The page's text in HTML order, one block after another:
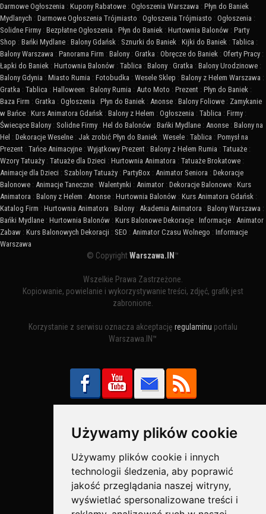
Używamy plików cookie
Używamy plików cookie i innych
technologii śledzenia, aby poprawić
jakość przeglądania naszej witryny,
wyświetlać spersonalizowane treści i
Darmowe Ogłoszenia : Kupony Rabatowe : Ogłoszenia Warszawa : Płyn do Baniek
Mydlanych : Darmowe Ogłoszenia Trójmiasto : Ogłoszenia Trójmiasto : Ogłoszenia :
Solidne Firmy : Bezpłatne Ogłoszenia : Płyn do Baniek : Hurtownia Balonów : Party
Shop : Bańki Mydlane : Balony Gdańsk : Sznurki do Baniek : Kijki do Baniek : Tablica :
Balony Warszawa : Panorama Firm : Balony : Gratka : Obręcze do Baniek : Oferty Pracy :
Łapki do Baniek : Hurtownia Balonów : Tablica : Balony : Gratka : Balony Urodzinowe :
Balony Gdynia : Miasto Rumia : Fotobudka : Wesele Sklep : Balony z Helem Warszawa :
Gratka : Tablica : Halloween : Balony Rumia : Auto Moto : Prezent : Płyn do Baniek :
Baza Firm : Gratka : Ogłoszenia : Płyn do Baniek : Anonse : Balony Foliowe : Zamykanie
w Bańce : Kurs Animatora Gdańsk : Balony z Helem : Ogłoszenia : Tablica : Firmy :
Świecące Balony : Solidne Firmy : Hel do Balonów : Bańki Mydlane : Anonse : Balony na
Hel : Dekoracje Weselne : Jak zrobić Płyn do Baniek : Wesele : Tablica : Pomysł na
Prezent : Tańce Animacyjne : Wyjątkowy Prezent : Balony z Helem Rumia : Tatuaże :
Wzory Tatuaży : Tatuaże dla Dzieci : Hurtownia Animatora : Tatuaże Brokatowe :
Animacje dla Dzieci : Szablony Tatuaży : PartyBox : Animator Seniora : Dekoracje
Balonowe : Animacje Taneczne : Walentynki : Animator : Dekoracje Balonowe : Kurs
Animatora : Balony z Helem : Anonse : Hurtownia Balonów : Kurs Animatora Gdańsk :
Katalog Firm : Hurtownia Animatora : Balony : Akademia Animatora : Balony Warszawa :
Bańki Mydlane : Hurtownia Balonów : Kurs Balonowe Dekoracje : Informacje : Animator
Zabaw : Kurs Balonowych Dekoracji : SEO : Animator Czasu Wolnego : Informacje
Warszawa
© CopyrightWarszawa.IN ™
Wszelkie Prawa Zastrzeżone.
Kopiowanie, powielanie i wykorzystywanie treści, zdjęć, grafik jest
zabronione.
Korzystanie z serwisu oznacza akceptację regulaminu portalu
Warszawa.IN™
Bezpieczne Płatności obsługuje: